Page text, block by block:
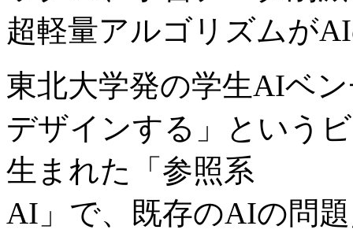
超軽量アルゴリズムが
東北大学発の学生AIベ
デザインする」という
生まれた「参照系
AI」で、既存のAIの問